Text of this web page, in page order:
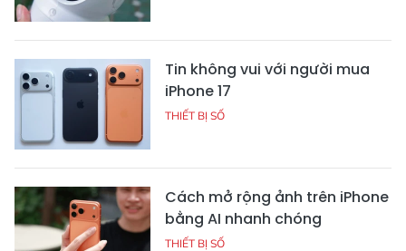
Tin không vui với người mua
iPhone 17
THIẾT BỊ SỐ
Cách mở rộng ảnh trên iPhone
bằng AI nhanh chóng
THIẾT BỊ SỐ